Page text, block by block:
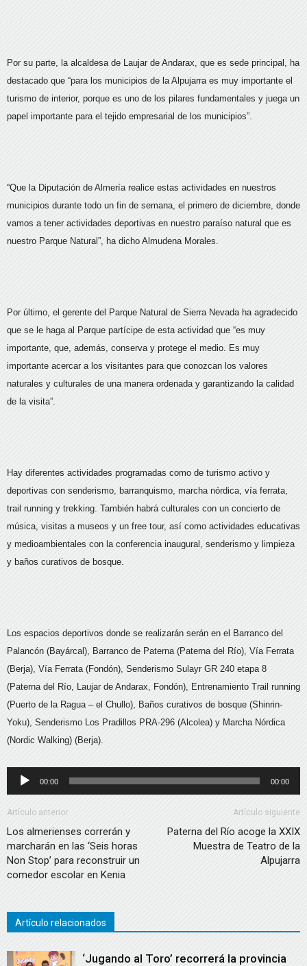
Por su parte, la alcaldesa de Laujar de Andarax, que es sede principal, ha
destacado que “para los municipios de la Alpujarra es muy importante el
turismo de interior, porque es uno de los pilares fundamentales y juega un
papel importante para el tejido empresarial de los municipios”.
“Que la Diputación de Almería realice estas actividades en nuestros
municipios durante todo un fin de semana, el primero de diciembre, donde
vamos a tener actividades deportivas en nuestro paraíso natural que es
nuestro Parque Natural”, ha dicho Almudena Morales.
Por último, el gerente del Parque Natural de Sierra Nevada ha agradecido
que se le haga al Parque partícipe de esta actividad que “es muy
importante, que, además, conserva y protege el medio. Es muy
importante acercar a los visitantes para que conozcan los valores
naturales y culturales de una manera ordenada y garantizando la calidad
de la visita”.
Hay diferentes actividades programadas como de turismo activo y
deportivas con senderismo, barranquismo, marcha nórdica, vía ferrata,
trail running y trekking. También habrá culturales con un concierto de
música, visitas a museos y un free tour, así como actividades educativas
y medioambientales con la conferencia inaugural, senderismo y limpieza
y baños curativos de bosque.
Los espacios deportivos donde se realizarán serán en el Barranco del
Palancón (Bayárcal), Barranco de Paterna (Paterna del Río), Vía Ferrata
(Berja), Vía Ferrata (Fondón), Senderismo Sulayr GR 240 etapa 8
(Paterna del Río, Laujar de Andarax, Fondón), Entrenamiento Trail running
(Puerto de la Ragua – el Chullo), Baños curativos de bosque (Shinrin-
Yoku), Senderismo Los Pradillos PRA-296 (Alcolea) y Marcha Nórdica
(Nordic Walking) (Berja).
Reproductor
de
audio
00:00 00:00
Artículo anterior
Los almerienses correrán y
marcharán en las ‘Seis horas
Non Stop’ para reconstruir un
comedor escolar en Kenia
Artículo siguiente
Paterna del Río acoge la XXIX
Muestra de Teatro de la
Alpujarra
Artículo relacionados
‘Jugando al Toro’ recorrerá la provincia